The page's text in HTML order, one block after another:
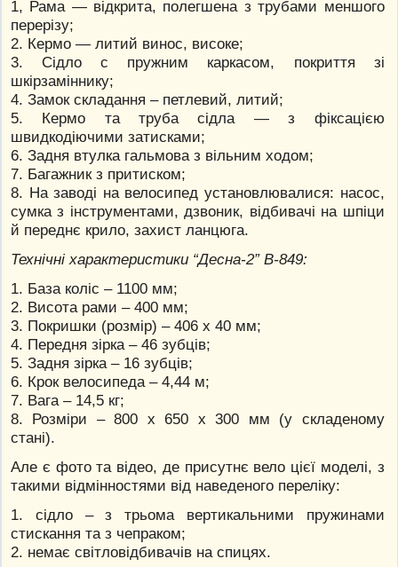
1, Рама — відкрита, полегшена з трубами меншого
перерізу;
2. Кермо — литий винос, високе;
3. Сідло с пружним каркасом, покриття зі
шкірзаміннику;
4. Замок складання – петлевий, литий;
5. Кермо та труба сідла — з фіксацією
швидкодіючими затисками;
6. Задня втулка гальмова з вільним ходом;
7. Багажник з притиском;
8. На заводі на велосипед установлювалися: насос,
сумка з інструментами, дзвоник, відбивачі на шпіци
й переднє крило, захист ланцюга.
Технічні характеристики “Десна-2” В-849:
1. База коліс – 1100 мм;
2. Висота рами – 400 мм;
3. Покришки (розмір) – 406 х 40 мм;
4. Передня зірка – 46 зубців;
5. Задня зірка – 16 зубців;
6. Крок велосипеда – 4,44 м;
7. Вага – 14,5 кг;
8. Розміри – 800 х 650 х 300 мм (у складеному
стані).
Але є фото та відео, де присутнє вело цієї моделі, з
такими відмінностями від наведеного переліку:
1. сідло – з трьома вертикальними пружинами
стискання та з чепраком;
2. немає світловідбивачів на спицях.